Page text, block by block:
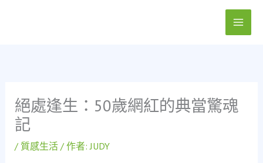
絕處逢生：50歲網紅的典當驚魂
記
/ 質感生活/ 作者:JUDY